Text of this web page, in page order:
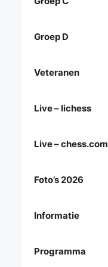
Groep D
Veteranen
Live – lichess
Live – chess.com
Foto’s 2026
Informatie
Programma